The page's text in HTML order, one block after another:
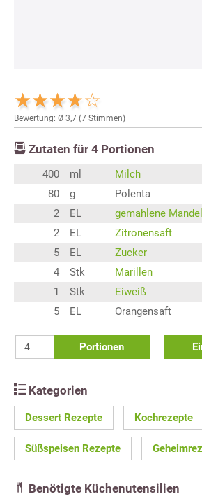
Bewertung: Ø 3,7 (7 Stimmen)
Zutaten für 4 Portionen
400 ml
Milch
80
g
Polenta
2
EL
gemahlene
2
EL
Zitronensaft
5
EL
Zucker
4
Stk
Marillen
1
Stk
Eiweiß
5
EL Orangensaft
Portionen
Kategorien
Dessert Rezepte Kochrezepte
Süßspeisen Rezepte
Benötigte Küchenutensilien